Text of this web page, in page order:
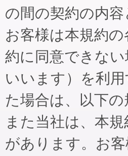
の間の契約の内
お客様は本規約
約に同意できな
いいます）を利
た場合は、以下
また当社は、本
があります。お